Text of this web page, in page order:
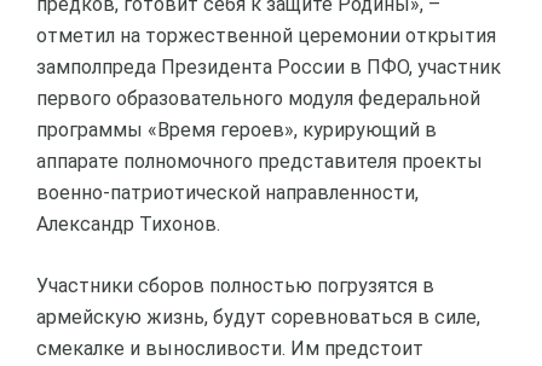
отметил на торжественной церемонии открытия
замполпреда Президента России в ПФО, участник
первого образовательного модуля федеральной
программы «Время героев», курирующий в
аппарате полномочного представителя проекты
военно-патриотической направленности,
Александр Тихонов.
Участники сборов полностью погрузятся в
армейскую жизнь, будут соревноваться в силе,
смекалке и выносливости. Им предстоит